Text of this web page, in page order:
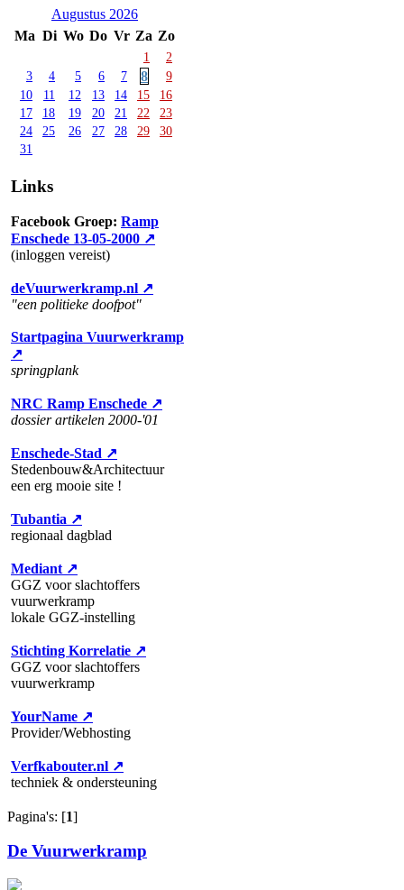
Augustus 2026
Ma Di Wo Do Vr Za Zo
1
2
3
4 5 6 7 8
9
10
11 12 13 14 15
16
17
18 19 20 21 22
23
24
25 26 27 28 29
30
31
Links
Facebook Groep: Ramp
Enschede 13-05-2000 ↗
(inloggen vereist)
deVuurwerkramp.nl ↗
"een politieke doofpot"
Startpagina Vuurwerkramp
↗
springplank
NRC Ramp Enschede ↗
dossier artikelen 2000-'01
Enschede-Stad ↗
Stedenbouw&Architectuur
een erg mooie site !
Tubantia ↗
regionaal dagblad
Mediant ↗
GGZ voor slachtoffers
vuurwerkramp
lokale GGZ-instelling
Stichting Korrelatie ↗
GGZ voor slachtoffers
vuurwerkramp
YourName ↗
Provider/Webhosting
Verfkabouter.nl ↗
techniek & ondersteuning
Pagina's: [1]
De Vuurwerkramp